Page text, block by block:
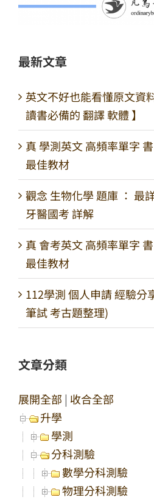
最新文章
英文不好也能看懂原文資
讀書必備的 翻譯 軟體 】
真 學測英文 高頻率單字
最佳教材
觀念 生物化學 題庫 ： 最
牙醫國考 詳解
真 會考英文 高頻率單字
最佳教材
112學測 個人申請 經驗分
筆試 考古題整理)
文章分類
展開全部 | 收合全部
升學
學測
分科測驗
數學分科測驗
物理分科測驗